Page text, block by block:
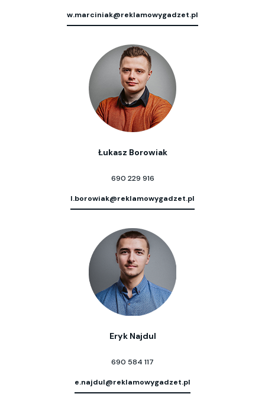
w.marciniak@reklamowygadzet.pl
Łukasz Borowiak
690 229 916
l.borowiak@reklamowygadzet.pl
Eryk Najdul
690 584 117
e.najdul@reklamowygadzet.pl